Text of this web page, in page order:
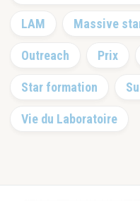
LAM Massive
Outreach Prix
Star formation
Vie du Laboratoire